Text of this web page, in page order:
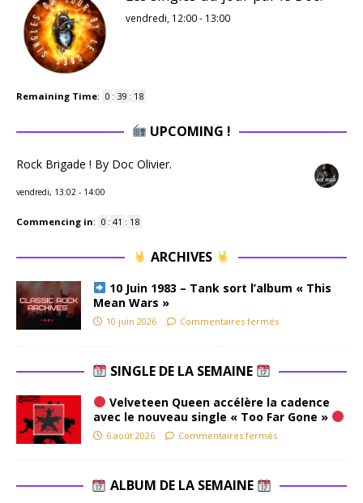
vendredi, 12:00- 13:00
Remaining Time: 0 : 39 : 17
UPCOMING !
Rock Brigade ! By Doc Olivier.
vendredi, 13:02 - 14:00
Commencing in: 0 : 41 : 17
ARCHIVES
10 Juin 1983 – Tank sort l’album « This
Mean Wars »
10 juin 2026 Commentaires fermés
SINGLE DE LA SEMAINE
Velveteen Queen accélère la cadence
avec le nouveau single « Too Far Gone »
6 août 2026 Commentaires fermés
ALBUM DE LA SEMAINE